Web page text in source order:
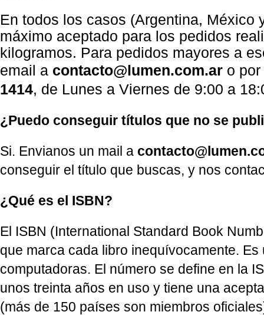
En todos los casos (Argentina, México
máximo aceptado para los pedidos
kilogramos. Para pedidos mayores a
email a contacto@lumen.com.ar o
1414, de Lunes a Viernes de 9:00 a
¿Puedo conseguir títulos que no se
Si. Envianos un mail a
conseguir el título que buscas, y nos
¿Qué es el ISBN?
El ISBN (International Standard Book
que marca cada libro inequívocamente.
computadoras. El número se define en la
unos treinta años en uso y tiene una
(más de 150 países son miembros